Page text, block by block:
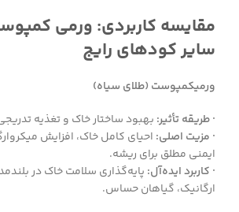
مقایسه کاربردی: ورمی
سایر کودهای رایج
ورمیکمپوست (طلای سیاه)
· طریقه تأثیر: بهبود ساختار خاک و تغذیه
· مزیت اصلی: احیای کامل خاک، افزایش
ایمنی مطلق برای ریشه.
· کاربرد ایده‌آل: پایه‌گذاری سلامت خاک در
ارگانیک، گیاهان حساس.